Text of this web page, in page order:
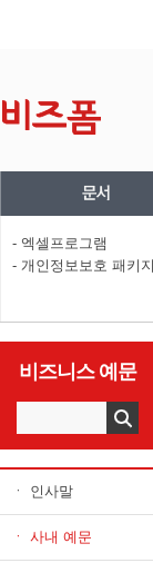
- 엑셀프로그램
- 개인정보보호 패키지
비즈니스 예문
ㆍ 인사말
ㆍ 사내 예문